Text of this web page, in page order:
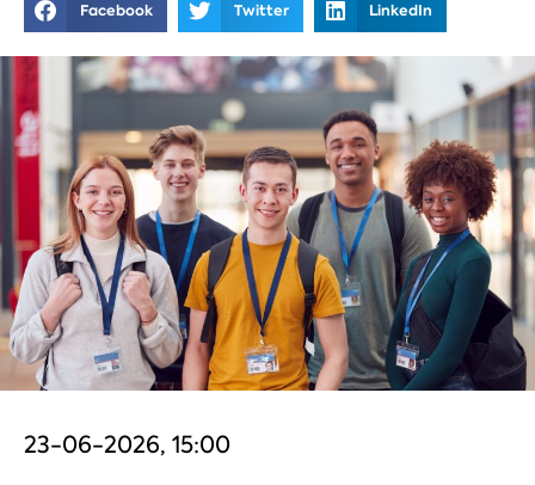
Facebook Twitter LinkedIn
23-06-2026, 15:00